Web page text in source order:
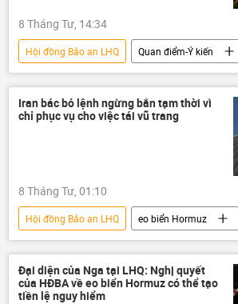
8 Tháng Tư, 14:34
Hội đồng Bảo an LHQ
Quan điểm-Ý kiến
chuyên gia
eo biển Hormuz
Chính trị
Thế giới
Trung Đông
xung đột
xung đột quân sự
Iran bác bỏ lệnh ngừng bắn tạm thời vì
chỉ phục vụ cho việc tái vũ trang
8 Tháng Tư, 01:10
Hội đồng Bảo an LHQ
eo biển Hormuz
Chính trị
Thế giới
Iran
Israel
Hoa Kỳ
xung đột
xung đột quân sự
Donald Trump
Đại diện của Nga tại LHQ: Nghị quyết
của HĐBA về eo biển Hormuz có thể tạo
tiền lệ nguy hiểm